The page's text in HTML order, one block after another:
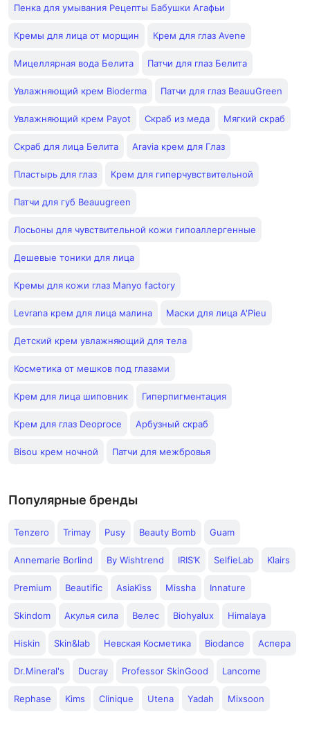
Пенка для умывания Рецепты Бабушки Агафьи
Кремы для лица от морщин Крем для глаз Avene
Мицеллярная вода Белита Патчи для глаз Белита
Увлажняющий крем Bioderma Патчи для глаз BeauuGreen
Увлажняющий крем Payot Скраб из меда Мягкий скраб
Скраб для лица Белита Aravia крем для Глаз
Пластырь для глаз Крем для гиперчувствительной
Патчи для губ Beauugreen
Лосьоны для чувствительной кожи гипоаллергенные
Дешевые тоники для лица
Кремы для кожи глаз Manyo factory
Levrana крем для лица малина Маски для лица A'Pieu
Детский крем увлажняющий для тела
Косметика от мешков под глазами
Крем для лица шиповник Гиперпигментация
Крем для глаз Deoproce Арбузный скраб
Bisou крем ночной Патчи для межбровья
Популярные бренды
Tenzero Trimay Pusy Beauty Bomb Guam
Annemarie Borlind By Wishtrend IRIS’K SelfieLab Klairs
Premium Beautific AsiaKiss Missha Innature
Skindom Акулья сила Велес Biohyalux Himalaya
Hiskin Skin&lab Невская Косметика Biodance Аспера
Dr.Mineral's Ducray Professor SkinGood Lancome
Rephase Kims Clinique Utena Yadah Mixsoon